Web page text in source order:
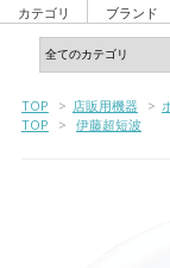
カテゴリ ブランド
TOP > 店販用機器 >
TOP
> 伊藤超短波